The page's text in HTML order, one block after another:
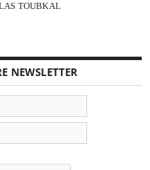
TOUBKAL
NEWSLETTER